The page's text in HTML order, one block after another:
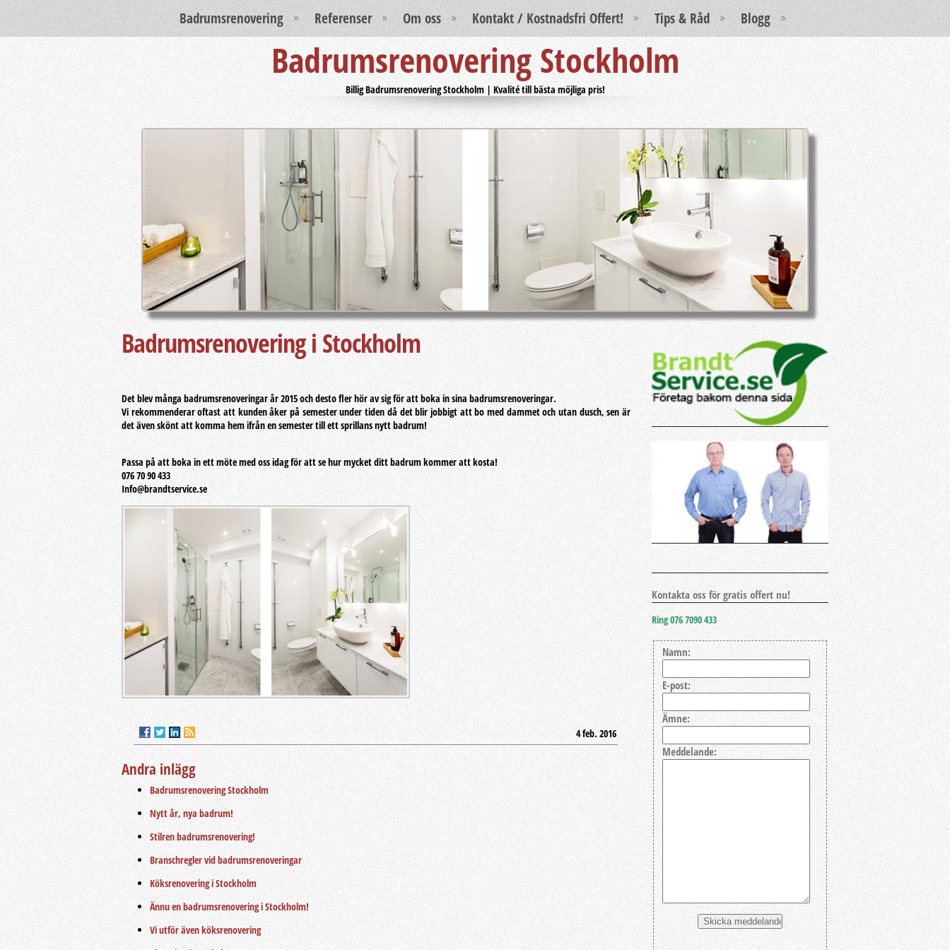
Badrumsrenovering Referenser Om oss Kontakt / Kostnadsfri Offert! Tips & Råd Blogg
Badrumsrenovering Stockholm
Billig Badrumsrenovering Stockholm | Kvalité till bästa möjliga pris!
Badrumsrenovering i Stockholm
Det blev många badrumsrenoveringar år 2015 och desto fler hör av sig för att boka in sina badrumsrenoveringar.
Vi rekommenderar oftast att kunden åker på semester under tiden då det blir jobbigt att bo med dammet och utan dusch, sen är
det även skönt att komma hem ifrån en semester till ett sprillans nytt badrum!
Passa på att boka in ett möte med oss idag för att se hur mycket ditt badrum kommer att kosta!
076 70 90 433
Info@brandtservice.se
4 feb. 2016
Andra inlägg
Badrumsrenovering Stockholm
Nytt år, nya badrum!
Stilren badrumsrenovering!
Branschregler vid badrumsrenoveringar
Köksrenovering i Stockholm
Ännu en badrumsrenovering i Stockholm!
Vi utför även köksrenovering
Kontakta oss för gratis offert nu!
Ring 076 7090 433
Namn:
E-post:
Ämne:
Meddelande: